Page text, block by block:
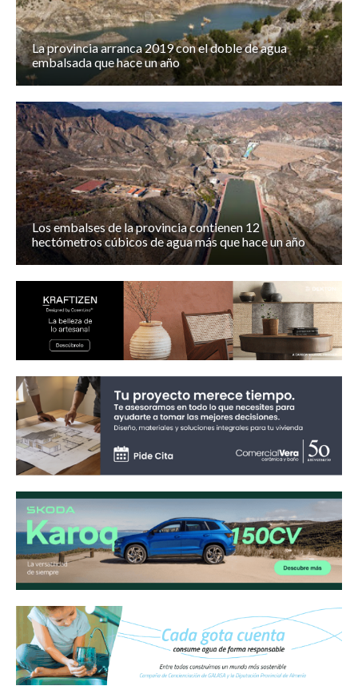
La provincia arranca 2019 con el doble de agua
embalsada que hace un año
Los embalses de la provincia contienen 12
hectómetros cúbicos de agua más que hace un año